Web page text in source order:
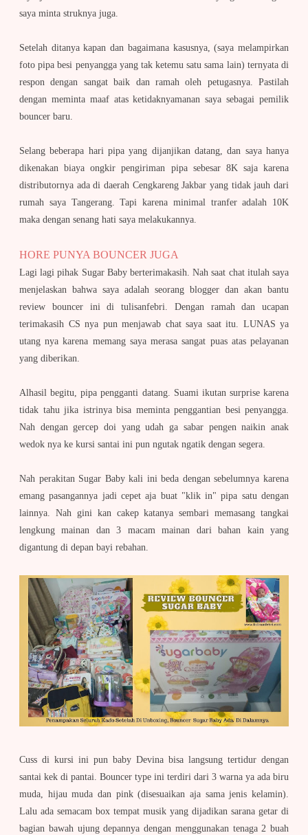
saya minta struknya juga.
Setelah ditanya kapan dan bagaimana kasusnya, (saya melampirkan
foto pipa besi penyangga yang tak ketemu satu sama lain) ternyata di
respon dengan sangat baik dan ramah oleh petugasnya. Pastilah
dengan meminta maaf atas ketidaknyamanan saya sebagai pemilik
bouncer baru.
Selang beberapa hari pipa yang dijanjikan datang, dan saya hanya
dikenakan biaya ongkir pengiriman pipa sebesar 8K saja karena
distributornya ada di daerah Cengkareng Jakbar yang tidak jauh dari
rumah saya Tangerang. Tapi karena minimal tranfer adalah 10K
maka dengan senang hati saya melakukannya.
HORE PUNYA BOUNCER JUGA
Lagi lagi pihak Sugar Baby berterimakasih. Nah saat chat itulah saya
menjelaskan bahwa saya adalah seorang blogger dan akan bantu
review bouncer ini di tulisanfebri. Dengan ramah dan ucapan
terimakasih CS nya pun menjawab chat saya saat itu. LUNAS ya
utang nya karena memang saya merasa sangat puas atas pelayanan
yang diberikan.
Alhasil begitu, pipa pengganti datang. Suami ikutan surprise karena
tidak tahu jika istrinya bisa meminta penggantian besi penyangga.
Nah dengan gercep doi yang udah ga sabar pengen naikin anak
wedok nya ke kursi santai ini pun ngutak ngatik dengan segera.
Nah perakitan Sugar Baby kali ini beda dengan sebelumnya karena
emang pasangannya jadi cepet aja buat "klik in" pipa satu dengan
lainnya. Nah gini kan cakep katanya sembari memasang tangkai
lengkung mainan dan 3 macam mainan dari bahan kain yang
digantung di depan bayi rebahan.
Cuss di kursi ini pun baby Devina bisa langsung tertidur dengan
santai kek di pantai. Bouncer type ini terdiri dari 3 warna ya ada biru
muda, hijau muda dan pink (disesuaikan aja sama jenis kelamin).
Lalu ada semacam box tempat musik yang dijadikan sarana getar di
bagian bawah ujung depannya dengan menggunakan tenaga 2 buah